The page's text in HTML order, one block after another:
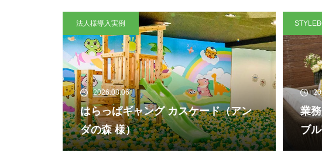
法人様導入実例
2026.08.06
はらっぱギャング カスケード（アン
ダの森 様）
業
ブ